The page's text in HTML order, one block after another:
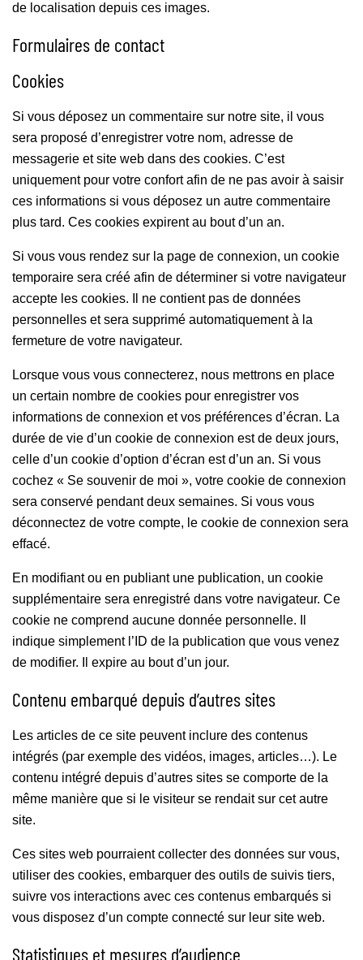
de localisation depuis ces images.
Formulaires de contact
Cookies
Si vous déposez un commentaire sur notre site, il vous
sera proposé d’enregistrer votre nom, adresse de
messagerie et site web dans des cookies. C’est
uniquement pour votre confort afin de ne pas avoir à saisir
ces informations si vous déposez un autre commentaire
plus tard. Ces cookies expirent au bout d’un an.
Si vous vous rendez sur la page de connexion, un cookie
temporaire sera créé afin de déterminer si votre navigateur
accepte les cookies. Il ne contient pas de données
personnelles et sera supprimé automatiquement à la
fermeture de votre navigateur.
Lorsque vous vous connecterez, nous mettrons en place
un certain nombre de cookies pour enregistrer vos
informations de connexion et vos préférences d’écran. La
durée de vie d’un cookie de connexion est de deux jours,
celle d’un cookie d’option d’écran est d’un an. Si vous
cochez « Se souvenir de moi », votre cookie de connexion
sera conservé pendant deux semaines. Si vous vous
déconnectez de votre compte, le cookie de connexion sera
effacé.
En modifiant ou en publiant une publication, un cookie
supplémentaire sera enregistré dans votre navigateur. Ce
cookie ne comprend aucune donnée personnelle. Il
indique simplement l’ID de la publication que vous venez
de modifier. Il expire au bout d’un jour.
Contenu embarqué depuis d’autres sites
Les articles de ce site peuvent inclure des contenus
intégrés (par exemple des vidéos, images, articles…). Le
contenu intégré depuis d’autres sites se comporte de la
même manière que si le visiteur se rendait sur cet autre
site.
Ces sites web pourraient collecter des données sur vous,
utiliser des cookies, embarquer des outils de suivis tiers,
suivre vos interactions avec ces contenus embarqués si
vous disposez d’un compte connecté sur leur site web.
Statistiques et mesures d’audience